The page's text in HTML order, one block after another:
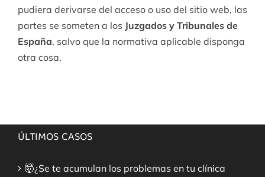
pudiera derivarse del acceso o uso del sitio web, las
partes se someten a los Juzgados y Tribunales de
España, salvo que la normativa aplicable disponga
otra cosa.
ÚLTIMOS CASOS
🤯¿Se te acumulan los problemas en tu clínica